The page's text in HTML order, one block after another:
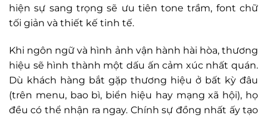
hiện sự sang trọng sẽ ưu tiên tone trầm, font chữ
tối giản và thiết kế tinh tế.
Khi ngôn ngữ và hình ảnh vận hành hài hòa, thương
hiệu sẽ hình thành một dấu ấn cảm xúc nhất quán.
Dù khách hàng bắt gặp thương hiệu ở bất kỳ đâu
(trên menu, bao bì, biển hiệu hay mạng xã hội), họ
đều có thể nhận ra ngay. Chính sự đồng nhất ấy tạo